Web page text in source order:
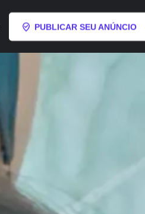
PUBLICAR SEU ANÚNCIO